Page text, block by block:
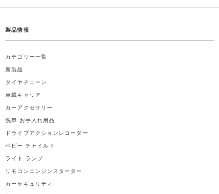
製品情報
カテゴリー一覧
新製品
タイヤチェーン
車載キャリア
カーアクセサリー
洗車 お手入れ用品
ドライブアクションレコーダー
ベビー チャイルド
ライト ランプ
リモコンエンジンスターター
カーセキュリティ